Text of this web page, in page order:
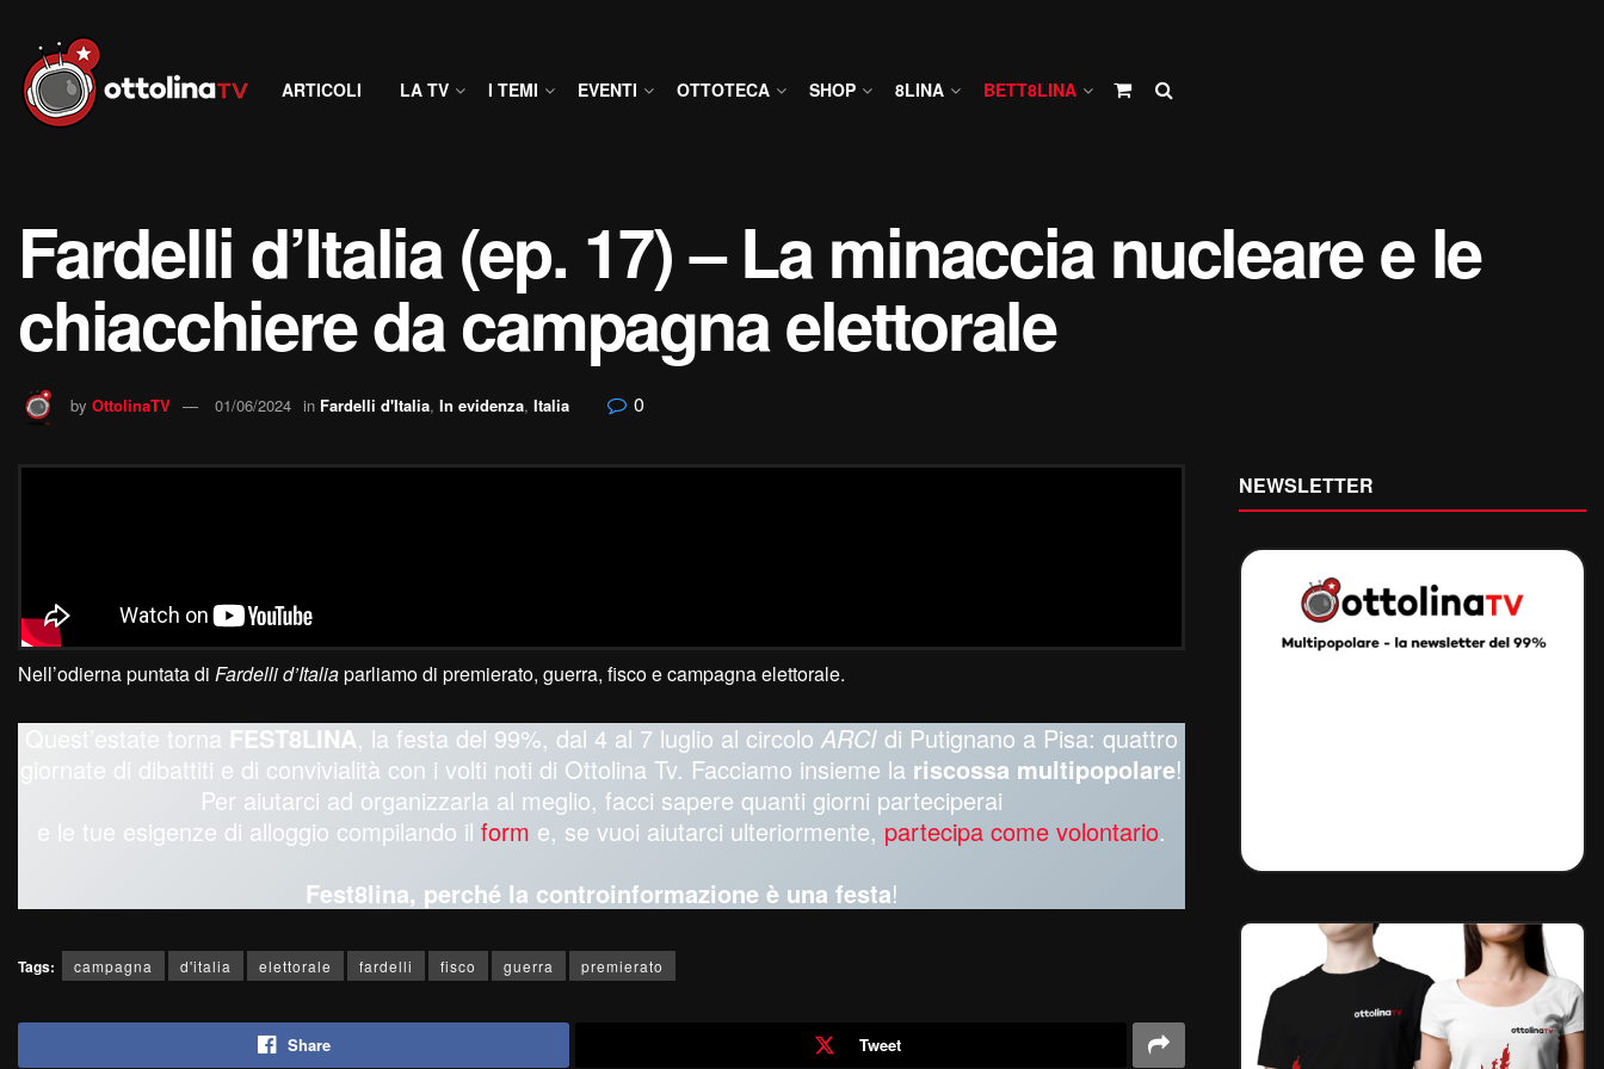
ARTICOLI LA TV I TEMI EVENTI OTTOTECA SHOP 8LINA BETT8LINA
Fardelli d’Italia (ep. 17) – La minaccia nucleare e le
chiacchiere da campagna elettorale
by OttolinaTV 01/06/2024 in Fardelli d'Italia, In evidenza, Italia 0
Nell’odierna puntata di Fardelli d’Italiaparliamo di premierato, guerra, fisco e campagna elettorale.
Quest’estate torna FEST8LINA, la festa del 99%, dal 4 al 7 luglio al circolo ARCI di Putignano a Pisa: quattro
giornate di dibattiti e di convivialità con i volti noti di Ottolina Tv. Facciamo insieme la riscossa multipopolare!
Per aiutarci ad organizzarla al meglio, facci sapere quanti giorni parteciperai
e le tue esigenze di alloggio compilando il form e, se vuoi aiutarci ulteriormente, partecipa come volontario.
Fest8lina, perché la controinformazione è una festa!
Tags: campagna d'italia elettorale fardelli fisco guerra premierato
Share Tweet
NEWSLETTER